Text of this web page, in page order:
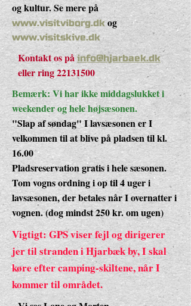
og kultur. Se mere på
www.visitviborg.dkog
www.visitskive.dk
Kontakt os påinfo@hjarbaek.dk
eller ring22131500
Bemærk: Vi har ikke middagslukket i
weekender og hele højsæsonen.
"Slap af søndag" I lavsæsonen er I
velkommen til at blive på pladsen til kl.
16.00
Pladsreservation gratis i hele sæsonen.
Tom vogns ordning i op til 4 uger i
lavsæsonen, der betales når I overnatter i
vognen. (dog mindst 250 kr. om ugen)
Vigtigt: GPS viser fejl og dirigerer
jer til stranden i Hjarbæk by, I skal
køre efter camping-skiltene, når I
kommer til området.